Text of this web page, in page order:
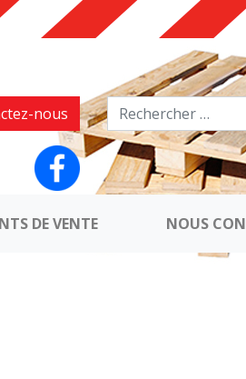
nous
DE VENTE NOUS